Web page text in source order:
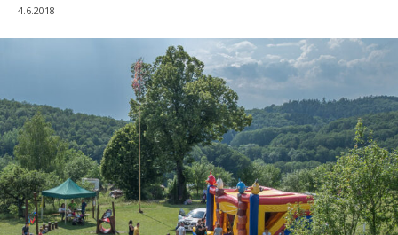
4.6.2018